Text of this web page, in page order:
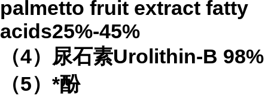
palmetto fruit extract fatty
acids25%-45%
（4） 尿石素Urolithin-B 98%
（5）*酚